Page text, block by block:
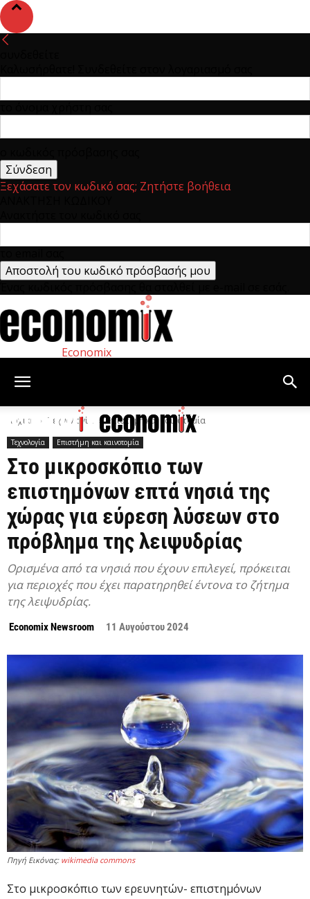
Ξεχάσατε τον κωδικό σας; Ζητήστε βοήθεια
Economix
Αρχική Τεχνολογία Επιστήμη και καινοτομία
Τεχνολογία Επιστήμη και καινοτομία
Στο μικροσκόπιο των
επιστημόνων επτά νησιά της
χώρας για εύρεση λύσεων στο
πρόβλημα της λειψυδρίας
Ορισμένα από τα νησιά που έχουν επιλεγεί, πρόκειται
για περιοχές που έχει παρατηρηθεί έντονα το ζήτημα
της λειψυδρίας.
Economix Newsroom 11 Αυγούστου 2024
Πηγή Εικόνας: wikimedia commons
Στο μικροσκόπιο των ερευνητών- επιστημόνων